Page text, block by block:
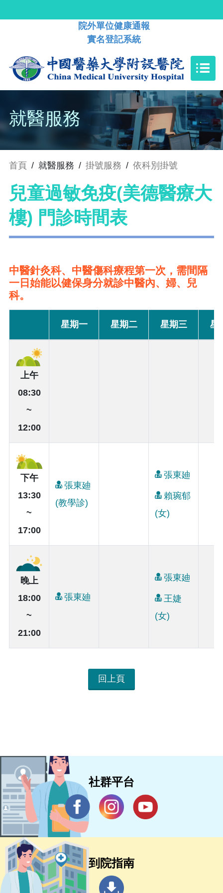
院外單位健康通報
實名登記系統
就醫服務
首頁 / 就醫服務 / 掛號服務 / 依科別掛號
兒童過敏免疫(美德醫療大
樓) 門診時間表
中醫針灸科、中醫傷科療程第一次，需間隔
一日始能以健保身分就診中醫內、婦、兒
科。
星期一 星期二 星期三 星
上午
08:30
~
12:00
下午
13:30
~
17:00
張東廸
(教學診)
張東廸
賴琬郁
(女)
晚上
18:00
~
21:00
張東廸
張東廸
王婕
(女)
回上頁
社群平台
到院指南